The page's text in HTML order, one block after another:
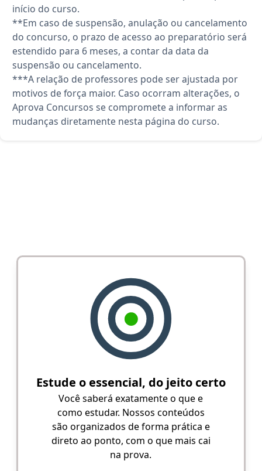
início do curso.
**Em caso de suspensão, anulação ou cancelamento
do concurso, o prazo de acesso ao preparatório será
estendido para 6 meses, a contar da data da
suspensão ou cancelamento.
***A relação de professores pode ser ajustada por
motivos de força maior. Caso ocorram alterações, o
Aprova Concursos se compromete a informar as
mudanças diretamente nesta página do curso.
Estude o essencial, do jeito certo
Você saberá exatamente o que e
como estudar. Nossos conteúdos
são organizados de forma prática e
direto ao ponto, com o que mais cai
na prova.